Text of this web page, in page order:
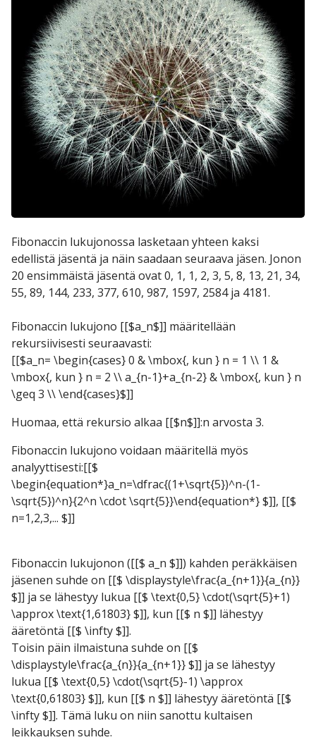
Fibonaccin lukujonossa lasketaan yhteen kaksi
edellistä jäsentä ja näin saadaan seuraava jäsen. Jonon
20 ensimmäistä jäsentä ovat 0, 1, 1, 2, 3, 5, 8, 13, 21, 34,
55, 89, 144, 233, 377, 610, 987, 1597, 2584 ja 4181.
Fibonaccin lukujono [[$a_n$]] määritellään
rekursiivisesti seuraavasti:
[[$a_n= \begin{cases} 0 & \mbox{, kun } n = 1 \\ 1 &
\mbox{, kun } n = 2 \\ a_{n-1}+a_{n-2} & \mbox{, kun } n
\geq 3 \\ \end{cases}$]]
Huomaa, että rekursio alkaa [[$n$]]:n arvosta 3.
Fibonaccin lukujono voidaan määritellä myös
analyyttisesti:[[$
\begin{equation*}a_n=\dfrac{(1+\sqrt{5})^n-(1-
\sqrt{5})^n}{2^n \cdot \sqrt{5}}\end{equation*} $]]​, [[$
n=1,2,3,... $]]​
Fibonaccin lukujonon ([[$ a_n $]])​ kahden peräkkäisen
jäsenen suhde on [[$ \displaystyle\frac{a_{n+1}}{a_{n}}
$]]​ ja se lähestyy lukua [[$ \text{0,5} \cdot(\sqrt{5}+1)
\approx \text{1,61803} $]]​, kun [[$ n $]] lähestyy
ääretöntä [[$ \infty $]].
Toisin päin ilmaistuna suhde on [[$
\displaystyle\frac{a_{n}}{a_{n+1}} $]] ja se lähestyy
lukua [[$ \text{0,5} \cdot(\sqrt{5}-1) \approx
\text{0,61803} $]]​, kun [[$ n $]] lähestyy ääretöntä [[$
\infty $]]. Tämä luku on niin sanottu kultaisen
leikkauksen suhde.